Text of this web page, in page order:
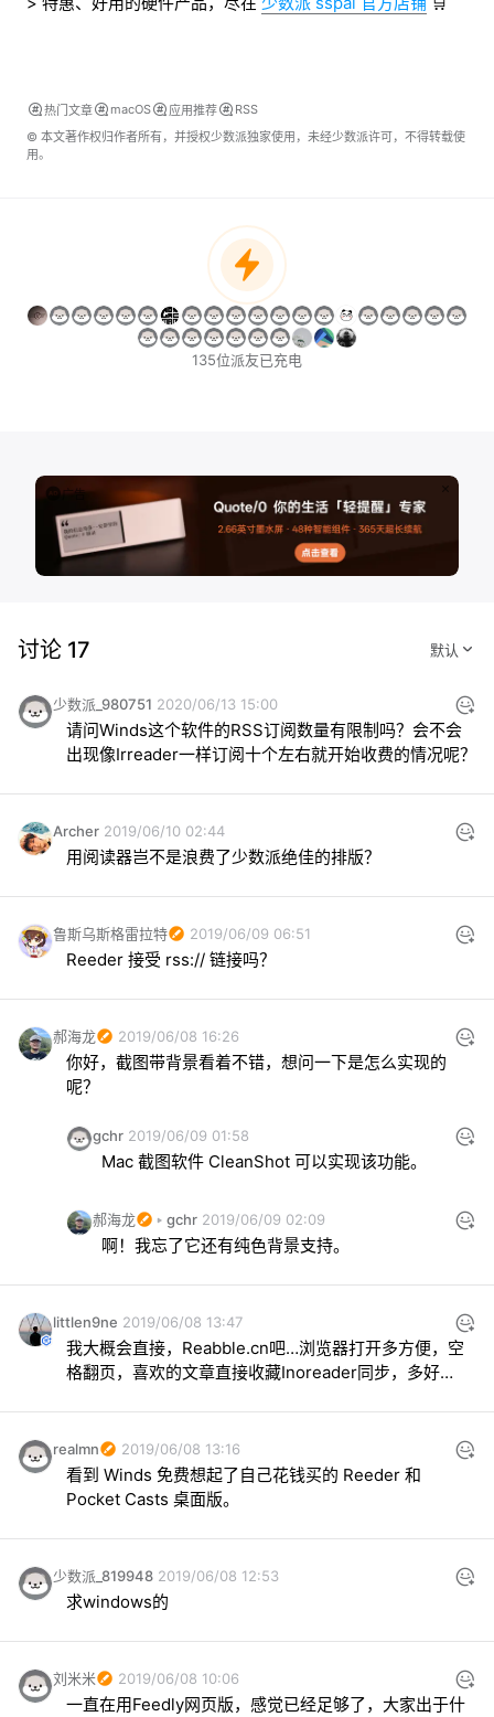
热门文章 macOS 应用推荐
RSS
© 本文著作权归作者所有，并授权少数派独家使用，未经少数派许可，不得转载使
用。
135位派友已充电
广告
讨论 17
少数派_980751 2020/06/13 15:00
请问Winds这个软件的RSS订阅数量有限制吗？会不会
出现像Irreader一样订阅十个左右就开始收费的情况呢？
Archer 2019/06/10 02:44
用阅读器岂不是浪费了少数派绝佳的排版？
鲁斯乌斯格雷拉特 2019/06/09 06:51
Reeder 接受 rss:// 链接吗？
郝海龙 2019/06/08 16:26
你好，截图带背景看着不错，想问一下是怎么实现的
呢？
gchr 2019/06/09 01:58
Mac 截图软件 CleanShot 可以实现该功能。
郝海龙 gchr 2019/06/09 02:09
啊！我忘了它还有纯色背景支持。
littlen9ne 2019/06/08 13:47
我大概会直接，Reabble.cn吧…浏览器打开多方便，空
格翻页，喜欢的文章直接收藏Inoreader同步，多好…
realmn 2019/06/08 13:16
看到 Winds 免费想起了自己花钱买的 Reeder 和
Pocket Casts 桌面版。
少数派_819948 2019/06/08 12:53
求windows的
刘米米 2019/06/08 10:06
一直在用Feedly网页版，感觉已经足够了，大家出于什